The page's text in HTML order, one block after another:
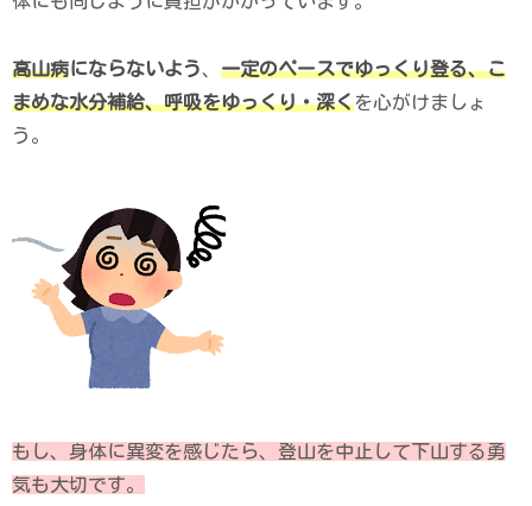
高山病にならないよう、 一定のペースでゆっくり登る、こ
まめな水分補給、呼吸をゆっくり・深くを心がけましょ
う。
もし、身体に異変を感じたら、登山を中止して下山する勇
気も大切です。